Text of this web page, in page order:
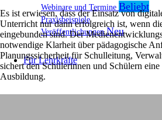
Webinare und Termine
Praxisbeispiele
Veröffentlichungen
Für Lehrkräfte
Es ist erwiesen, dass der Einsatz von
Unterricht nur dann erfolgreich ist, wenn
eingebunden sind. Der
notwendige Klarheit über pädagogische
Planungssicherheit für Schulleitung,
sichert den Schülerinnen und Schülern
Ausbildung.